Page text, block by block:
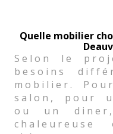
Quelle mobilier
Selon le
besoins
mobilier.
salon, pour
ou un